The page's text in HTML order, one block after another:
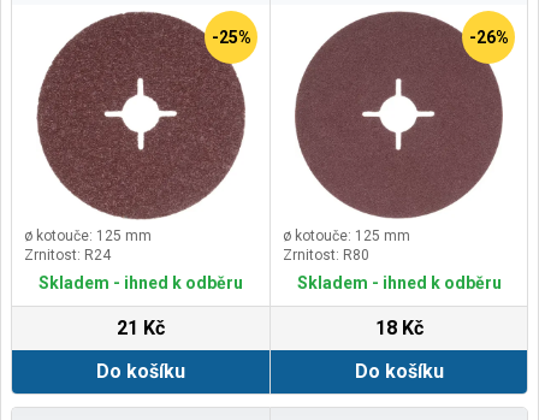
-25%
ø kotouče: 125 mm
Zrnitost: R24
Skladem - ihned k odběru
21 Kč
Do košíku
-26%
ø kotouče: 125 mm
Zrnitost: R80
Skladem - ihned k odběru
18 Kč
Do košíku